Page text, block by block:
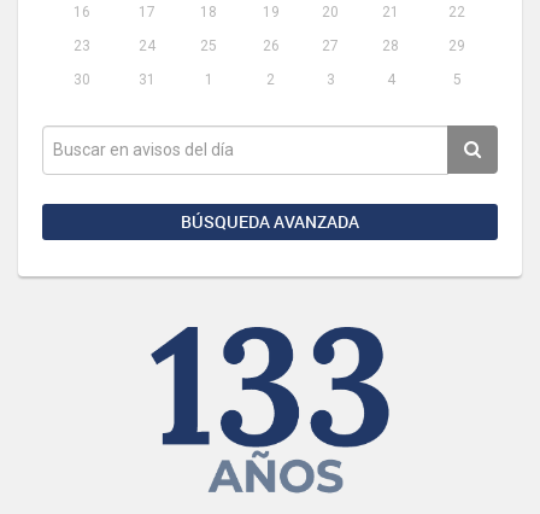
16
17 18 19 20 21
22
23
24 25 26 27 28
29
30
31 1 2 3 4 5
BÚSQUEDA AVANZADA